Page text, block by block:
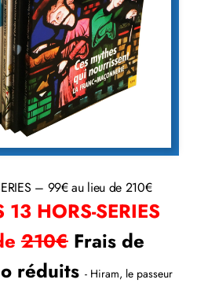
– 99€ au lieu de 210€
13 HORS-SERIES
210€Frais de
réduits - Hiram, le passeur